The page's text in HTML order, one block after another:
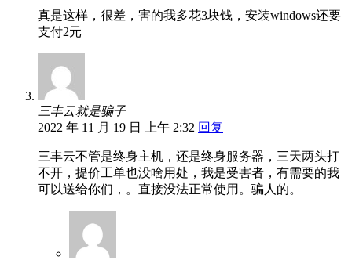
真是这样，很差，害的我多花3块钱，安装windows还要
支付2元
三丰云就是骗子
2022 年 11 月 19 日 上午 2:32 回复
三丰云不管是终身主机，还是终身服务器，三天两头打
不开，提价工单也没啥用处，我是受害者，有需要的我
可以送给你们，。直接没法正常使用。骗人的。